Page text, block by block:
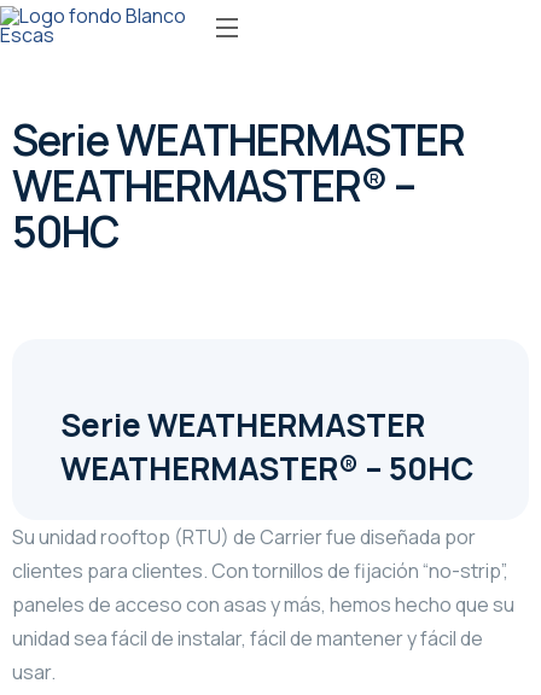
Serie WEATHERMASTER
WEATHERMASTER® –
50HC
Serie WEATHERMASTER
WEATHERMASTER® – 50HC
Su unidad rooftop (RTU) de Carrier fue diseñada por
clientes para clientes. Con tornillos de fijación “no-strip”,
paneles de acceso con asas y más, hemos hecho que su
unidad sea fácil de instalar, fácil de mantener y fácil de
usar.